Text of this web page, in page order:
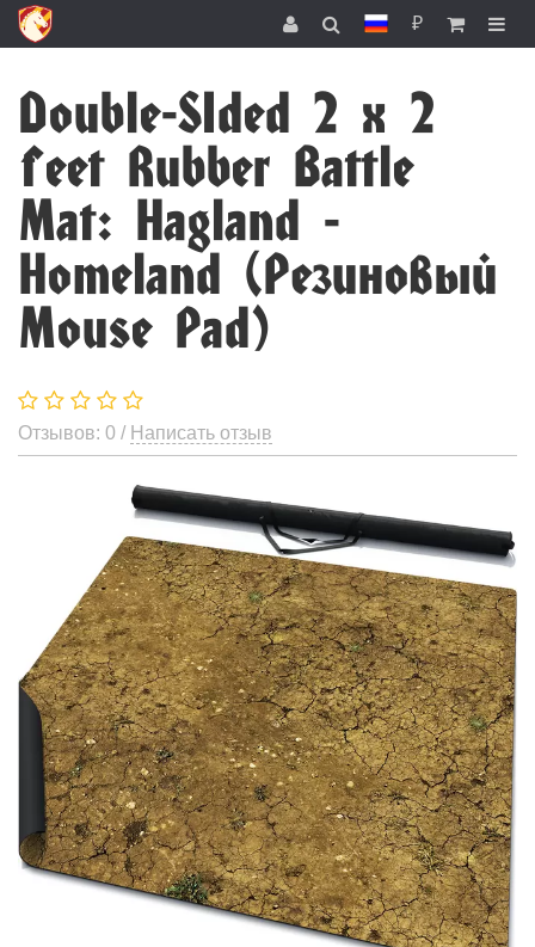
₽
Double-SIded 2 x 2
feet Rubber Battle
Mat: Hagland -
Homeland (Резиновый
Mouse Pad)
Отзывов: 0 / Написать отзыв